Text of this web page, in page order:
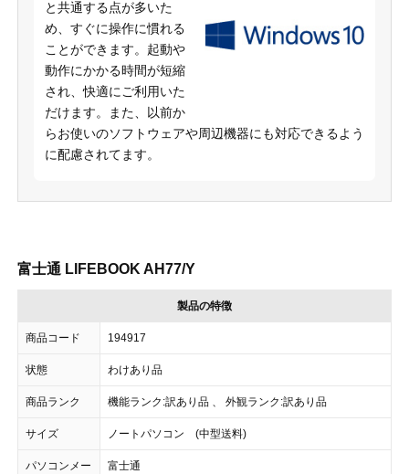
と共通する点が多いた
め、すぐに操作に慣れる
ことができます。起動や
動作にかかる時間が短縮
され、快適にご利用いた
だけます。また、以前か
らお使いのソフトウェアや周辺機器にも対応できるよう
に配慮されてます。
富士通 LIFEBOOK AH77/Y
製品の特徴
商品コード 194917
状態 わけあり品
商品ランク 機能ランク:訳あり品 、 外観ランク:訳あり品
サイズ ノートパソコン (中型送料)
パソコンメー
富士通